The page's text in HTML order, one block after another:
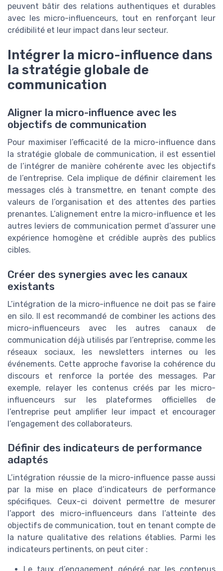
peuvent bâtir des relations authentiques et durables
avec les micro-influenceurs, tout en renforçant leur
crédibilité et leur impact dans leur secteur.
Intégrer la micro-influence dans
la stratégie globale de
communication
Aligner la micro-influence avec les
objectifs de communication
Pour maximiser l’efficacité de la micro-influence dans
la stratégie globale de communication, il est essentiel
de l’intégrer de manière cohérente avec les objectifs
de l’entreprise. Cela implique de définir clairement les
messages clés à transmettre, en tenant compte des
valeurs de l’organisation et des attentes des parties
prenantes. L’alignement entre la micro-influence et les
autres leviers de communication permet d’assurer une
expérience homogène et crédible auprès des publics
cibles.
Créer des synergies avec les canaux
existants
L’intégration de la micro-influence ne doit pas se faire
en silo. Il est recommandé de combiner les actions des
micro-influenceurs avec les autres canaux de
communication déjà utilisés par l’entreprise, comme les
réseaux sociaux, les newsletters internes ou les
événements. Cette approche favorise la cohérence du
discours et renforce la portée des messages. Par
exemple, relayer les contenus créés par les micro-
influenceurs sur les plateformes officielles de
l’entreprise peut amplifier leur impact et encourager
l’engagement des collaborateurs.
Définir des indicateurs de performance
adaptés
L’intégration réussie de la micro-influence passe aussi
par la mise en place d’indicateurs de performance
spécifiques. Ceux-ci doivent permettre de mesurer
l’apport des micro-influenceurs dans l’atteinte des
objectifs de communication, tout en tenant compte de
la nature qualitative des relations établies. Parmi les
indicateurs pertinents, on peut citer :